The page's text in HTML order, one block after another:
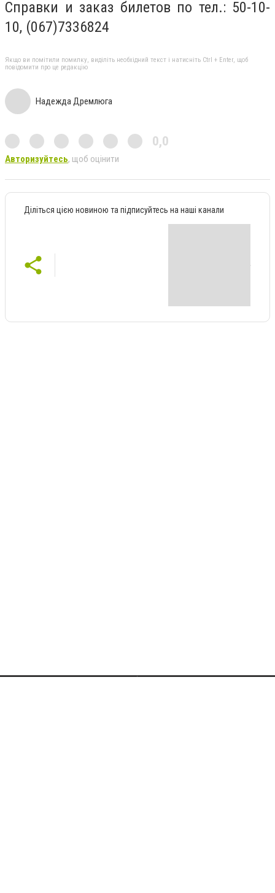
Справки и заказ билетов по тел.: 50-10-
10, (067)7336824
Якщо ви помітили помилку, виділіть необхідний текст і натисніть Ctrl + Enter, щоб
повідомити про це редакцію
Надежда Дремлюга
0,0
Авторизуйтесь, щоб оцінити
Діліться цією новиною та підписуйтесь на наші канали